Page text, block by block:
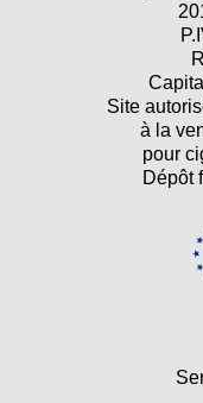
Site
à la
pour
Dépôt